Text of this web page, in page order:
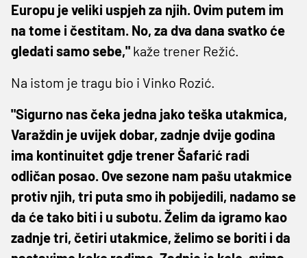
Europu je veliki uspjeh za njih. Ovim putem im
na tome i čestitam. No, za dva dana svatko će
gledati samo sebe," kaže trener Režić.
Na istom je tragu bio i Vinko Rozić.
"Sigurno nas čeka jedna jako teška utakmica,
Varaždin je uvijek dobar, zadnje dvije godina
ima kontinuitet gdje trener Šafarić radi
odličan posao. Ove sezone nam pašu utakmice
protiv njih, tri puta smo ih pobijedili, nadamo se
da će tako biti i u subotu. Želim da igramo kao
zadnje tri, četiri utakmice, želimo se boriti i da